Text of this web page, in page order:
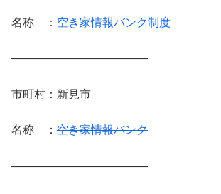
名称 ： 空き家情報バンク制度
————————————
市町村：新見市
名称 ： 空き家情報バンク
————————————